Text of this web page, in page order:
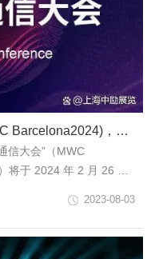
“2024 年世界移动通信大会”（MWC Barcelona2024)，将于2024年2月26日在西...
信大会”（MWC
将于 2024 年 2 月 26 日
本届展览会中国内地官
部，即中邮国际展览广告
2023-08-03